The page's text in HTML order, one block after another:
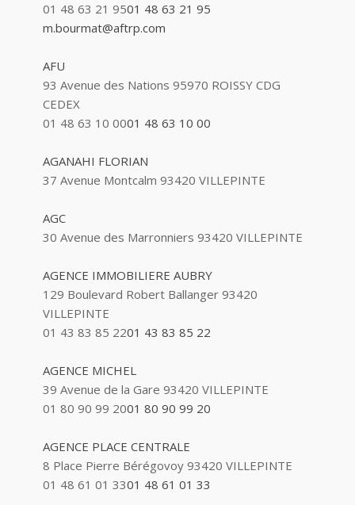
01 48 63 21 9501 48 63 21 95
m.bourmat@aftrp.com
AFU
93 Avenue des Nations 95970 ROISSY CDG
CEDEX
01 48 63 10 0001 48 63 10 00
AGANAHI FLORIAN
37 Avenue Montcalm 93420 VILLEPINTE
AGC
30 Avenue des Marronniers 93420 VILLEPINTE
AGENCE IMMOBILIERE AUBRY
129 Boulevard Robert Ballanger 93420
VILLEPINTE
01 43 83 85 2201 43 83 85 22
AGENCE MICHEL
39 Avenue de la Gare 93420 VILLEPINTE
01 80 90 99 2001 80 90 99 20
AGENCE PLACE CENTRALE
8 Place Pierre Bérégovoy 93420 VILLEPINTE
01 48 61 01 3301 48 61 01 33